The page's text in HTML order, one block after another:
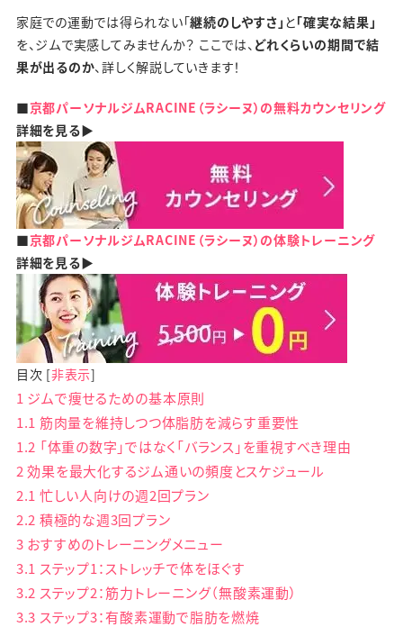
家庭での運動では得られない「継続のしやすさ」 と「確実な結果」
を、ジムで実感してみませんか？ ここでは、 どれくらいの期間で結
果が出るのか、詳しく解説していきます！
■京都パーソナルジムRACINE（ラシーヌ）の無料カウンセリング
詳細を見る▶
■京都パーソナルジムRACINE（ラシーヌ）の体験トレーニング
詳細を見る▶
目次 [非表示]
1 ジムで痩せるための基本原則
1.1 筋肉量を維持しつつ体脂肪を減らす重要性
1.2 「体重の数字」ではなく「バランス」を重視すべき理由
2 効果を最大化するジム通いの頻度とスケジュール
2.1 忙しい人向けの週2回プラン
2.2 積極的な週3回プラン
3 おすすめのトレーニングメニュー
3.1 ステップ1：ストレッチで体をほぐす
3.2 ステップ2：筋力トレーニング（無酸素運動）
3.3 ステップ3：有酸素運動で脂肪を燃焼